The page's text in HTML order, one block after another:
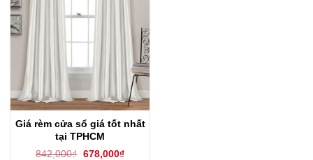
Giá rèm cửa sổ giá tốt nhất
tại TPHCM
842,000₫ Giá
678,000₫Giá